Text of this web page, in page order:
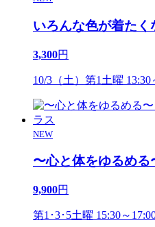
いろんな色が着たく
3,300円
10/3（土）第1土曜 13:30
NEW
〜心と体をゆるめ
9,900円
第1･3･5土曜 15:30～